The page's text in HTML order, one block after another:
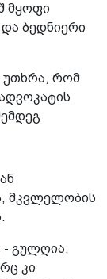
მყოფი
ბედნიერი
უთხრა, რომ
მკვლელობის
- გულღია,
კი